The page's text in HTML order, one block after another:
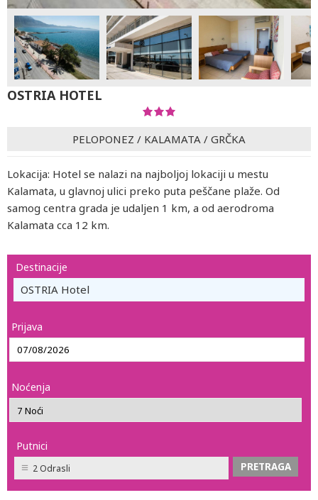
OSTRIA HOTEL
PELOPONEZ / KALAMATA / GRČKA
Lokacija: Hotel se nalazi na najboljoj lokaciji u mestu
Kalamata, u glavnoj ulici preko puta peščane plaže. Od
samog centra grada je udaljen 1 km, a od aerodroma
Kalamata cca 12 km.
Destinacije
OSTRIA Hotel
Prijava
Noćenja
Putnici
2 Odrasli